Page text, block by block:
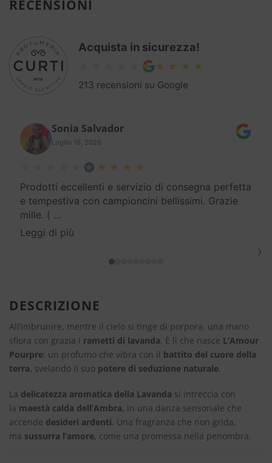
RECENSIONI
Acquista in sicurezza!
213 recensioni su Google
Sonia Salvador
Luglio 16, 2026
Prodotti eccellenti e servizio di consegna perfetta
e tempestiva con campioncini bellissimi. Grazie
mille. ( …
Leggi di più
›
DESCRIZIONE
All’imbrunire, mentre il cielo si tinge di porpora, una mano
sfiora con grazia i rametti di lavanda. È lì che nasce L’Amour
Pourpre: un profumo che vibra con il battito del cuore della
terra, svelando il suo potere di seduzione naturale.
La delicatezza aromatica della Lavanda si intreccia con
la maestà calda dell’Ambra, in una danza sensoriale che
accende desideri ardenti. Una fragranza che non grida,
ma sussurra l’amore, come una promessa nella penombra.